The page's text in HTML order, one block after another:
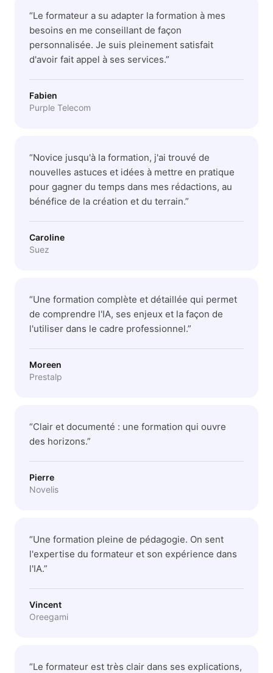
“Le formateur a su adapter la formation à mes
besoins en me conseillant de façon
personnalisée. Je suis pleinement satisfait
d'avoir fait appel à ses services.”
Fabien
Purple Telecom
“Novice jusqu'à la formation, j'ai trouvé de
nouvelles astuces et idées à mettre en pratique
pour gagner du temps dans mes rédactions, au
bénéfice de la création et du terrain.”
Caroline
Suez
“Une formation complète et détaillée qui permet
de comprendre l'IA, ses enjeux et la façon de
l'utiliser dans le cadre professionnel.”
Moreen
Prestalp
“Clair et documenté : une formation qui ouvre
des horizons.”
Pierre
Novelis
“Une formation pleine de pédagogie. On sent
l'expertise du formateur et son expérience dans
l'IA.”
Vincent
Oreegami
“Le formateur est très clair dans ses explications,